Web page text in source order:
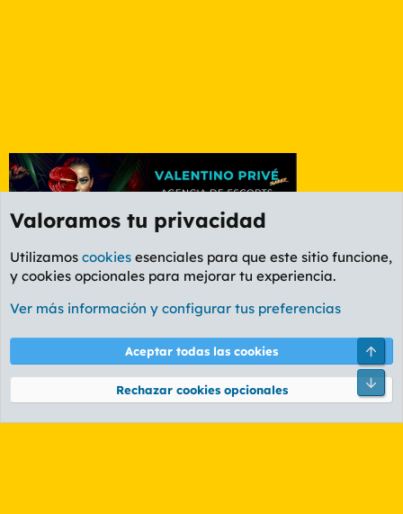
Etiquetas
Cookies
PL OLDSTYLE AMARILLO
Términos y reglas Política de privacidad Ayuda
Community platform by XenForo® © 2010-2026 XenForo Ltd.
Valoramos tu privacidad
Utilizamos cookies esenciales para que este sitio funcione,
y cookies opcionales para mejorar tu experiencia.
Ver más información y configurar tus preferencias
Aceptar todas las cookies
Rechazar cookies opcionales
Pie